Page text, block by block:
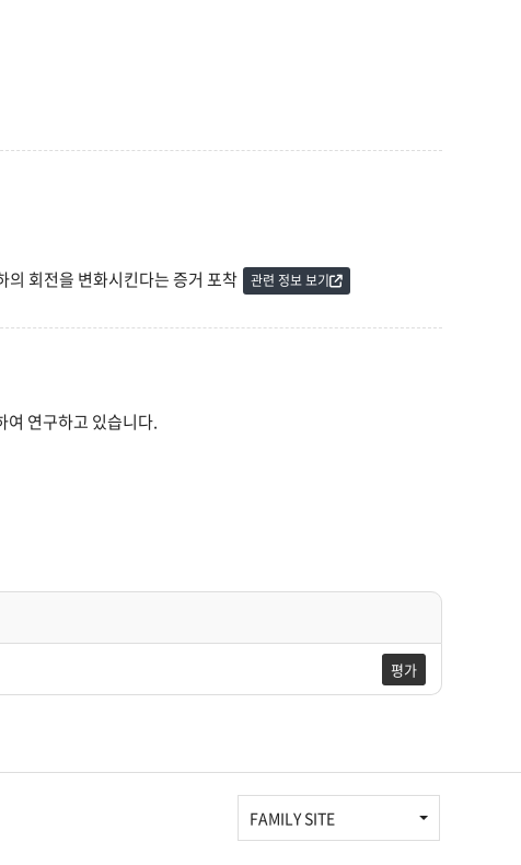
의 회전을 변화시킨다는 증거 포착 관련 정보 보기
여 연구하고 있습니다.
평가
FAMILY SITE